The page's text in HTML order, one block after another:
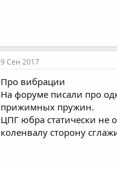
9 Сен 2017
Про вибрации
На форуме писали про
прижимных пружин.
ЦПГ юбра статически не
коленвалу сторону